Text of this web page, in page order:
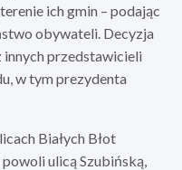
ich gmin – podając
obywateli. Decyzja
innych przedstawicieli
w tym prezydenta
Białych Błot
ulicą Szubińską,